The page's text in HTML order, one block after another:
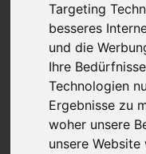
Targeting
besseres
und die
Ihre
Technologien
Ergebnisse zu
woher unsere
unsere